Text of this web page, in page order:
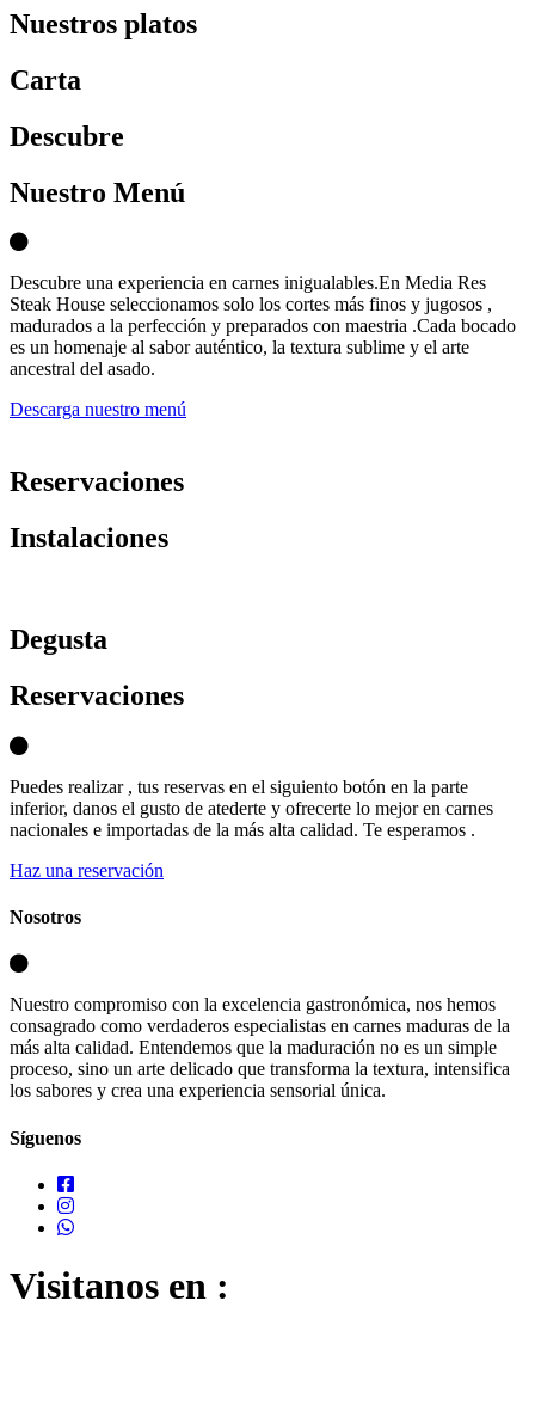
Nuestros platos
Carta
Descubre
Nuestro Menú
Descubre una experiencia en carnes inigualables.En Media Res
Steak House seleccionamos solo los cortes más finos y jugosos ,
madurados a la perfección y preparados con maestria .Cada bocado
es un homenaje al sabor auténtico, la textura sublime y el arte
ancestral del asado.
Descarga nuestro menú
Reservaciones
Instalaciones
Degusta
Reservaciones
Puedes realizar , tus reservas en el siguiento botón en la parte
inferior, danos el gusto de atederte y ofrecerte lo mejor en carnes
nacionales e importadas de la más alta calidad. Te esperamos .
Haz una reservación
Nosotros
Nuestro compromiso con la excelencia gastronómica, nos hemos
consagrado como verdaderos especialistas en carnes maduras de la
más alta calidad. Entendemos que la maduración no es un simple
proceso, sino un arte delicado que transforma la textura, intensifica
los sabores y crea una experiencia sensorial única.
Síguenos
Visitanos en :